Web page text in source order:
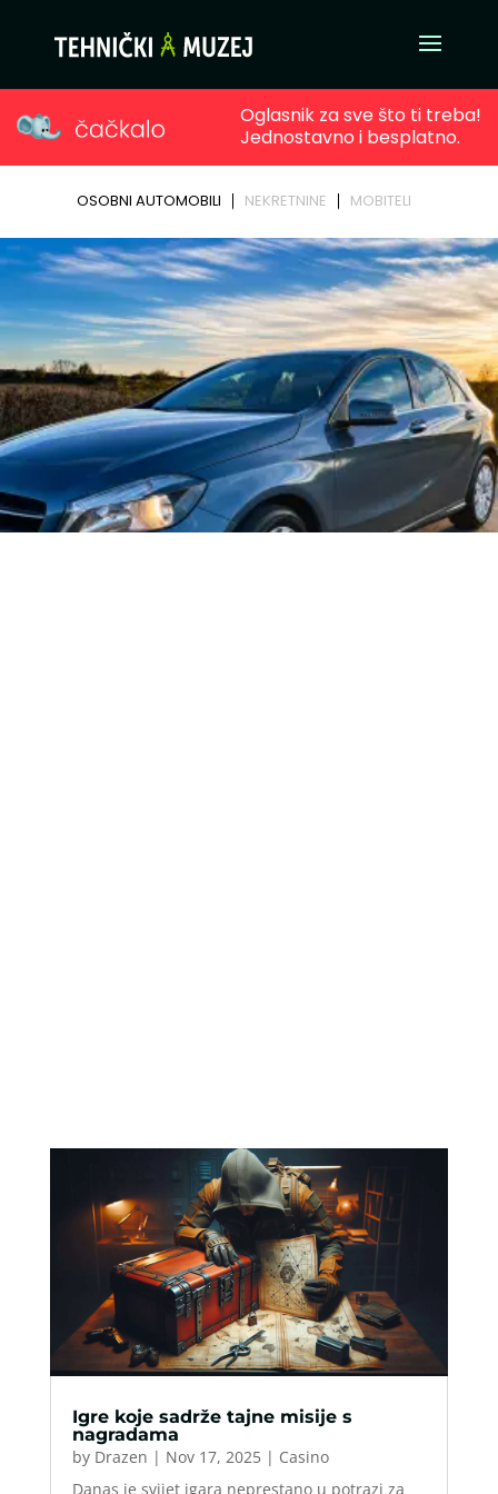
Igre koje sadrže tajne misije s
nagradama
by Drazen | Nov 17, 2025| Casino
Danas je svijet igara neprestano u potrazi za